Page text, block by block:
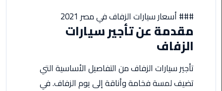
ليموزين
العالمين
ليموزين
### أسعار سيارات الزفاف في مصر 2021
مقدمة عن تأجير سيارات
الزفاف
تأجير سيارات الزفاف من التفاصيل الأساسية التي
تضيف لمسة فخامة وأناقة إلى يوم الزفاف. في